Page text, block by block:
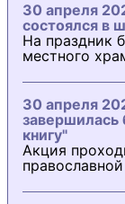
30 апреля
состоялся в
На праздник
местного
30 апреля
завершилась
книгу"
Акция